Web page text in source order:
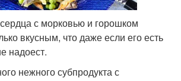
с морковью и горошком
вкусным, что даже если его есть
надоест.
нежного субпродукта с